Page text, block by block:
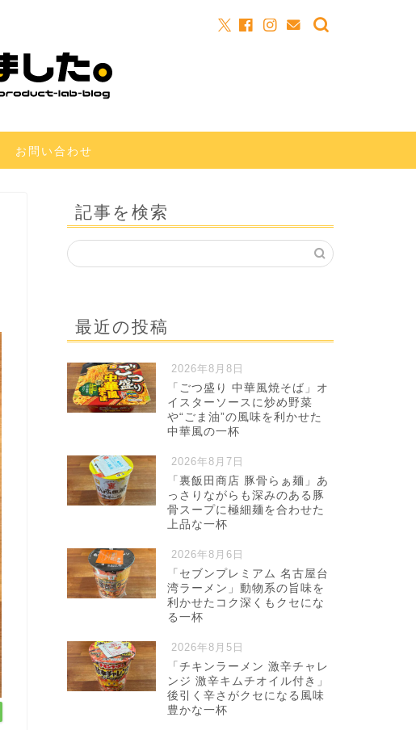
お問い合わせ
記事を検索
最近の投稿
2026年8月8日
「ごつ盛り 中華風焼そば」オ
イスターソースに炒め野菜
や“ごま油”の風味を利かせた
中華風の一杯
2026年8月7日
「裏飯田商店 豚骨らぁ麺」あ
っさりながらも深みのある豚
骨スープに極細麺を合わせた
上品な一杯
2026年8月6日
「セブンプレミアム 名古屋台
湾ラーメン」動物系の旨味を
利かせたコク深くもクセにな
る一杯
2026年8月5日
「チキンラーメン 激辛チャレ
ンジ 激辛キムチオイル付き」
後引く辛さがクセになる風味
豊かな一杯